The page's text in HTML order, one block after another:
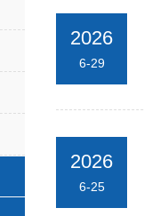
2026
6-29
2026
6-25